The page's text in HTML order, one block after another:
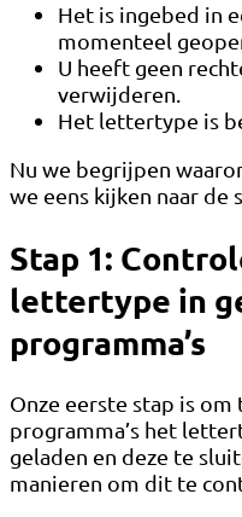
Het is ingebed in
momenteel
U heeft geen
verwijderen.
Het lettertype is
Nu we begrijpen
we eens kijken naar de
Stap 1:
lettertype in
programma’s
Onze eerste stap is
programma’s het
geladen en deze te
manieren om dit te